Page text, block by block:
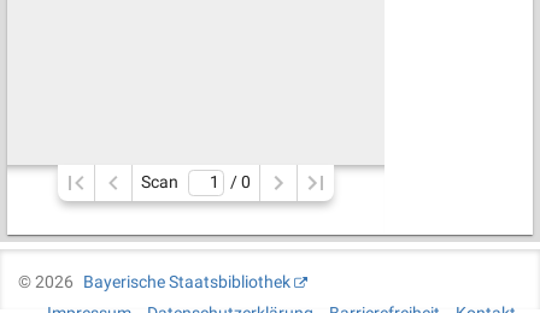
Scan / 0
©2026
Bayerische Staatsbibliothek